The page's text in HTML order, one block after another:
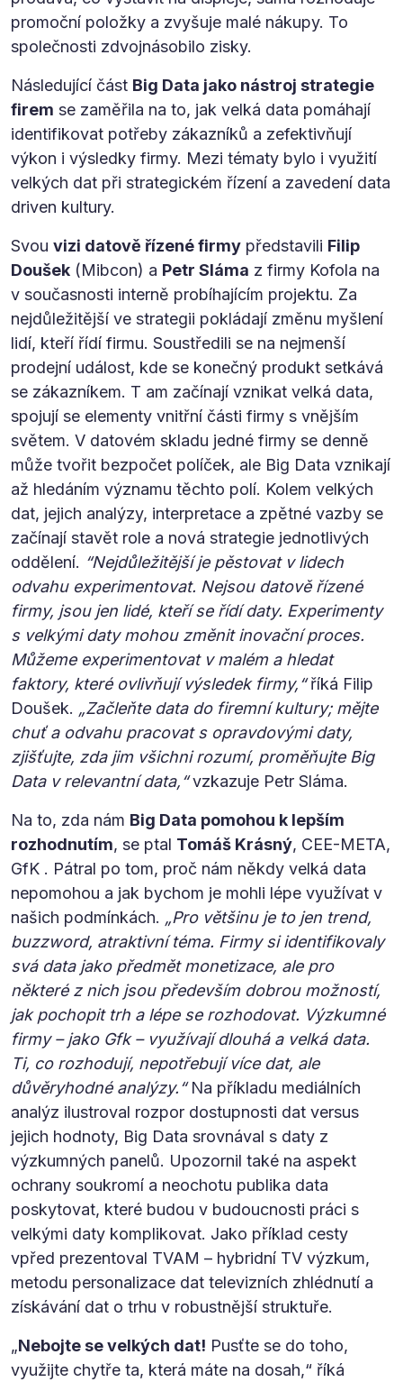
promoční položky a zvyšuje malé nákupy. To
společnosti zdvojnásobilo zisky.
Následující část Big Data jako nástroj strategie
firem se zaměřila na to, jak velká data pomáhají
identifikovat potřeby zákazníků a zefektivňují
výkon i výsledky firmy. Mezi tématy bylo i využití
velkých dat při strategickém řízení a zavedení data
driven kultury.
Svou vizi datově řízené firmy představili Filip
Doušek (Mibcon) a Petr Sláma z firmy Kofola na
v současnosti interně probíhajícím projektu. Za
nejdůležitější ve strategii pokládají změnu myšlení
lidí, kteří řídí firmu. Soustředili se na nejmenší
prodejní událost, kde se konečný produkt setkává
se zákazníkem. T am začínají vznikat velká data,
spojují se elementy vnitřní části firmy s vnějším
světem. V datovém skladu jedné firmy se denně
může tvořit bezpočet políček, ale Big Data vznikají
až hledáním významu těchto polí. Kolem velkých
dat, jejich analýzy, interpretace a zpětné vazby se
začínají stavět role a nová strategie jednotlivých
oddělení. “Nejdůležitější je pěstovat v lidech
odvahu experimentovat. Nejsou datově řízené
firmy, jsou jen lidé, kteří se řídí daty. Experimenty
s velkými daty mohou změnit inovační proces.
Můžeme experimentovat v malém a hledat
faktory, které ovlivňují výsledek firmy,“říká Filip
Doušek. „Začleňte data do firemní kultury; mějte
chuť a odvahu pracovat s opravdovými daty,
zjišťujte, zda jim všichni rozumí, proměňujte Big
Data v relevantní data,“vzkazuje Petr Sláma.
Na to, zda nám Big Data pomohou k lepším
rozhodnutím, se ptal Tomáš Krásný, CEE-META,
GfK . Pátral po tom, proč nám někdy velká data
nepomohou a jak bychom je mohli lépe využívat v
našich podmínkách. „Pro většinu je to jen trend,
buzzword, atraktivní téma. Firmy si identifikovaly
svá data jako předmět monetizace, ale pro
některé z nich jsou především dobrou možností,
jak pochopit trh a lépe se rozhodovat. Výzkumné
firmy – jako Gfk – využívají dlouhá a velká data.
Ti, co rozhodují, nepotřebují více dat, ale
důvěryhodné analýzy.“Na příkladu mediálních
analýz ilustroval rozpor dostupnosti dat versus
jejich hodnoty, Big Data srovnával s daty z
výzkumných panelů. Upozornil také na aspekt
ochrany soukromí a neochotu publika data
poskytovat, které budou v budoucnosti práci s
velkými daty komplikovat. Jako příklad cesty
vpřed prezentoval TVAM – hybridní TV výzkum,
metodu personalizace dat televizních zhlédnutí a
získávání dat o trhu v robustnější struktuře.
„Nebojte se velkých dat! Pusťte se do toho,
využijte chytře ta, která máte na dosah,“ říká